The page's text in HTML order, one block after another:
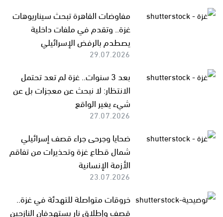
مفاوضات القاهرة تبحث سيناريوهات
غزة.. وتقدم في ملفات داخلية
يصطدم بالرفض الإسرائيلي
29.07.2026
بعد 3 سنوات.. غزة لم تعد تحتمل
الانتظار: لا نبحث عن معجزات بل عن
شيء يغير الواقع
27.07.2026
ضحايا وجرحى جراء قصف إسرائيلي
شمال قطاع غزة وتحذيرات من تفاقم
الأزمة الإنسانية
23.07.2026
خروقات متواصلة للتهدئة في غزة..
قصف وإطلاق نار يستهدفان النازحين